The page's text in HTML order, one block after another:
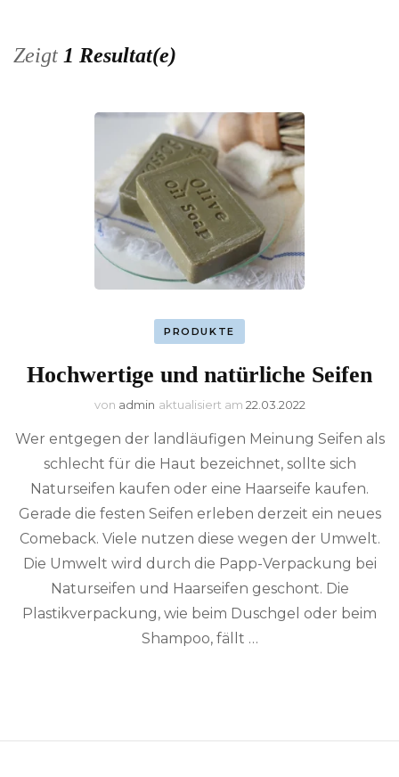
Zeigt 1 Resultat(e)
PRODUKTE
Hochwertige und natürliche Seifen
von admin aktualisiert am 22.03.2022
Wer entgegen der landläufigen Meinung Seifen als
schlecht für die Haut bezeichnet, sollte sich
Naturseifen kaufen oder eine Haarseife kaufen.
Gerade die festen Seifen erleben derzeit ein neues
Comeback. Viele nutzen diese wegen der Umwelt.
Die Umwelt wird durch die Papp-Verpackung bei
Naturseifen und Haarseifen geschont. Die
Plastikverpackung, wie beim Duschgel oder beim
Shampoo, fällt …